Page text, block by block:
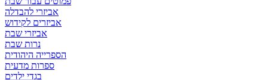
אביזרי להבדלה
אביזרים לקידוש
אביזרי שבת
נרות שבת
הספרייה היהודית
ספרות מדעית
בגדי ילדים